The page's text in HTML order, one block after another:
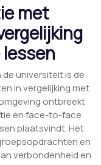
met
universiteit is de
in vergelijking met
ontbreekt
en face-to-face
plaatsvindt. Het
en
verbondenheid en